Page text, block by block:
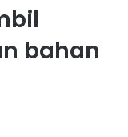
bahan